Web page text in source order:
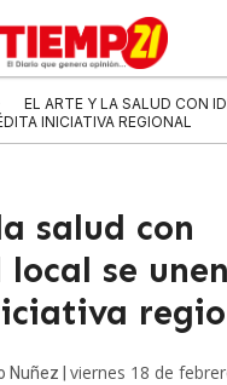
EL ARTE Y LA SALUD CON
INICIATIVA REGIONAL
salud con
se
Nuñez | viernes 18 de